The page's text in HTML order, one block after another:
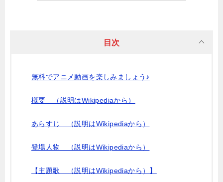
目次
無料でアニメ動画を楽しみましょう♪
概要 （説明はWikipediaから）
あらすじ （説明はWikipediaから）
登場人物 （説明はWikipediaから）
【主題歌 （説明はWikipediaから）】